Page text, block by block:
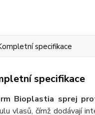
specifikace
specifikace
Bioplastia sprej
vlasů, čímž dodávají